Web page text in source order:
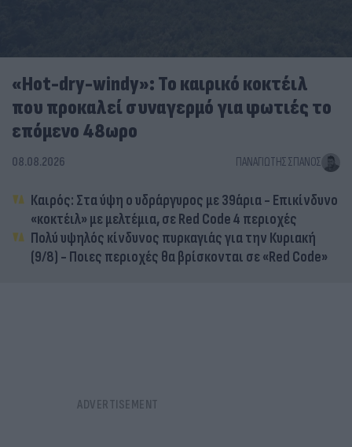
«Hot-dry-windy»: Το καιρικό κοκτέιλ
που προκαλεί συναγερμό για φωτιές το
επόμενο 48ωρο
08.08.2026 ΠΑΝΑΓΙΏΤΗΣ ΣΠΑΝΌΣ
Καιρός: Στα ύψη ο υδράργυρος με 39άρια - Επικίνδυνο
«κοκτέιλ» με μελτέμια, σε Red Code 4 περιοχές
Πολύ υψηλός κίνδυνος πυρκαγιάς για την Κυριακή
(9/8) - Ποιες περιοχές θα βρίσκονται σε «Red Code»